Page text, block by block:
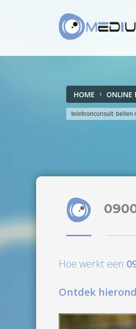
HOME ONLINE
telefoonconsult: bellen
Hoe werkt een
Ontdek